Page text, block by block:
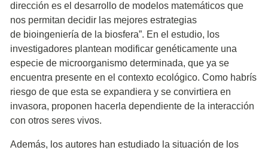
dirección es el desarrollo de modelos matemáticos que
nos permitan decidir las mejores estrategias
de bioingeniería de la biosfera”. En el estudio, los
investigadores plantean modificar genéticamente una
especie de microorganismo determinada, que ya se
encuentra presente en el contexto ecológico. Como habrís
riesgo de que esta se expandiera y se convirtiera en
invasora, proponen hacerla dependiente de la interacción
con otros seres vivos.
Además, los autores han estudiado la situación de los